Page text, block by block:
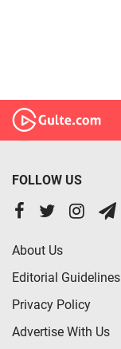
FOLLOW US
About Us
Editorial Guidelines
Privacy Policy
Advertise With Us